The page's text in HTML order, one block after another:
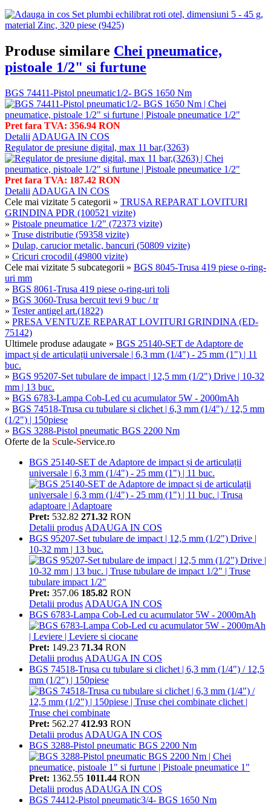
Produse similare Chei pneumatice,
pistoale 1/2" si furtune
BGS 74411-Pistol pneumatic1/2- BGS 1650 Nm
Pret fara TVA: 356.94 RON
Detalii ADAUGA IN COS
Regulator de presiune digital, max 11 bar,(3263)
Pret fara TVA: 187.42 RON
Detalii ADAUGA IN COS
Cele mai vizitate 5 categorii » TRUSA REPARAT LOVITURI
GRINDINA PDR (100521 vizite)
» Pistoale pneumatice 1/2" (72373 vizite)
» Truse distributie (59358 vizite)
» Dulap, carucior metalic, bancuri (50809 vizite)
» Cricuri crocodil (49800 vizite)
Cele mai vizitate 5 subcategorii » BGS 8045-Trusa 419 piese o-ring-
uri mm
» BGS 8061-Trusa 419 piese o-ring-uri toli
» BGS 3060-Trusa bercuit tevi 9 buc / tr
» Tester antigel art.(1822)
» PRESA VENTUZE REPARAT LOVITURI GRINDINA (ED-
75142)
Ultimele produse adaugate » BGS 25140-SET de Adaptore de
impact și de articulații universale | 6,3 mm (1/4") - 25 mm (1") | 11
buc.
» BGS 95207-Set tubulare de impact | 12,5 mm (1/2") Drive | 10-32
mm | 13 buc.
» BGS 6783-Lampa Cob-Led cu acumulator 5W - 2000mAh
» BGS 74518-Trusa cu tubulare si clichet | 6,3 mm (1/4") / 12,5 mm
(1/2") | 150piese
» BGS 3288-Pistol pneumatic BGS 2200 Nm
Oferte de la Scule-Service.ro
BGS 25140-SET de Adaptore de impact și de articulații
universale | 6,3 mm (1/4") - 25 mm (1") | 11 buc.
Pret: 532.82 271.32 RON
Detalii produs ADAUGA IN COS
BGS 95207-Set tubulare de impact | 12,5 mm (1/2") Drive |
10-32 mm | 13 buc.
Pret: 357.06 185.82 RON
Detalii produs ADAUGA IN COS
BGS 6783-Lampa Cob-Led cu acumulator 5W - 2000mAh
Pret: 149.23 71.34 RON
Detalii produs ADAUGA IN COS
BGS 74518-Trusa cu tubulare si clichet | 6,3 mm (1/4") / 12,5
mm (1/2") | 150piese
Pret: 562.27 412.93 RON
Detalii produs ADAUGA IN COS
BGS 3288-Pistol pneumatic BGS 2200 Nm
Pret: 1362.55 1011.44 RON
Detalii produs ADAUGA IN COS
BGS 74412-Pistol pneumatic3/4- BGS 1650 Nm